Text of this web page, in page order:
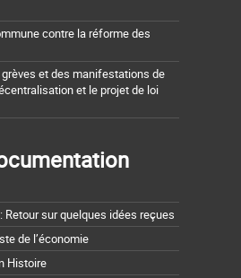
contre la réforme des
et des manifestations de
et le projet de loi
sur quelques idées reçues
de l’économie
Histoire